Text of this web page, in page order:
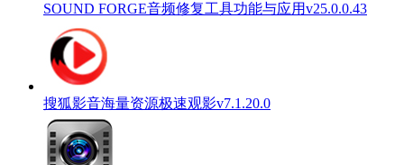
SOUND FORGE音频修复工具功能与应用v25.0.0.43
搜狐影音海量资源极速观影v7.1.20.0